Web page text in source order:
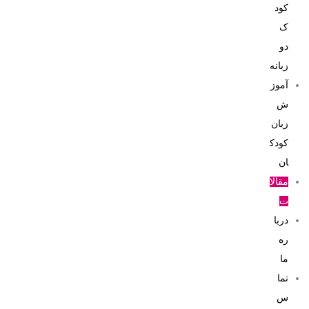
کود
ک
دو
زبانه
آموز
ش
زبان
کودک
ان
مقالا
ت
دربا
ره
ما
تما
س